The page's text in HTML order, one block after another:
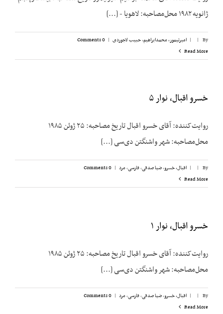
ژانویه ۱۹۸۲ محل‌مصاحبه: لاهویا - [...]
By
|
| امیرتیمور، محمدابراهیم,حبیب لاجوردی |
0 Comments
Read More
خسرو اقبال، نوار ۵
روایت‌کننده: آقای خسرو اقبال تاریخ مصاحبه: ۲۵ ژوئن ۱۹۸۵
محل‌مصاحبه: شهر واشنگتن دی‌سی [...]
By
|
| اقبال، خسرو,ضیا صدقی,فارسی,مرد |
0 Comments
Read More
خسرو اقبال، نوار ۱
روایت‌کننده: آقای خسرو اقبال تاریخ مصاحبه: ۲۵ ژوئن ۱۹۸۵
محل‌مصاحبه: شهر واشنگتن دی‌سی [...]
By
|
| اقبال، خسرو,ضیا صدقی,فارسی,مرد |
0 Comments
Read More